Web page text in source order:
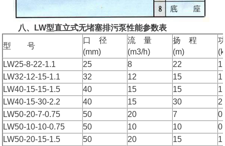
八、LW型直立式无堵塞排污泵性能参数表
型 号
口 径
(mm)
流 量
(m3/h)
扬 程
(m)
LW25-8-22-1.1
25 8 22
LW32-12-15-1.1
32 12 15
LW40-15-15-1.5
40 15 15
LW40-15-30-2.2
40 15 30
LW50-20-7-0.75
50 20 7
LW50-10-10-0.75
50 10 10
LW50-20-15-1.5
50 20 15